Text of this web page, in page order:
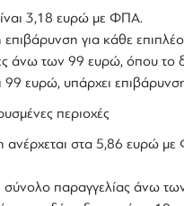
3,18 ευρώ με ΦΠΑ.
για κάθε
άνω των 99 ευρώ, όπου το
99 ευρώ, υπάρχει
περιοχές
ανέρχεται στα 5,86 ευρώ
σύνολο παραγγελίας